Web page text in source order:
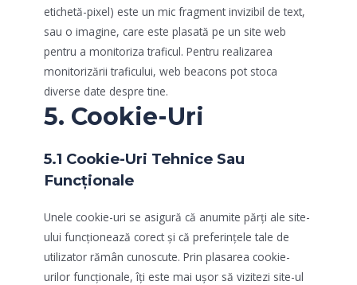
etichetă-pixel) este un mic fragment invizibil de text,
sau o imagine, care este plasată pe un site web
pentru a monitoriza traficul. Pentru realizarea
monitorizării traficului, web beacons pot stoca
diverse date despre tine.
5. Cookie-Uri
5.1 Cookie-Uri Tehnice Sau
Funcționale
Unele cookie-uri se asigură că anumite părți ale site-
ului funcționează corect și că preferințele tale de
utilizator rămân cunoscute. Prin plasarea cookie-
urilor funcționale, îți este mai ușor să vizitezi site-ul